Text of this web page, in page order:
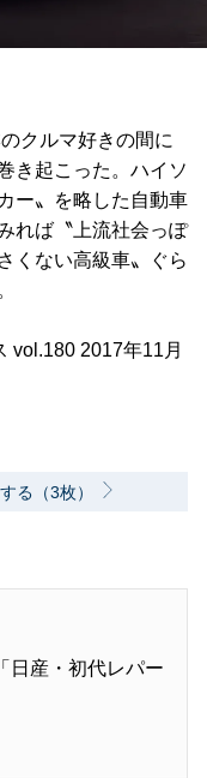
クルマ好きの間に
き起こった。ハイソ
ー〟を略した自動車
れば〝上流社会っぽ
くない高級車〟ぐら
2017年11月
る（3枚）
日産・初代レパー